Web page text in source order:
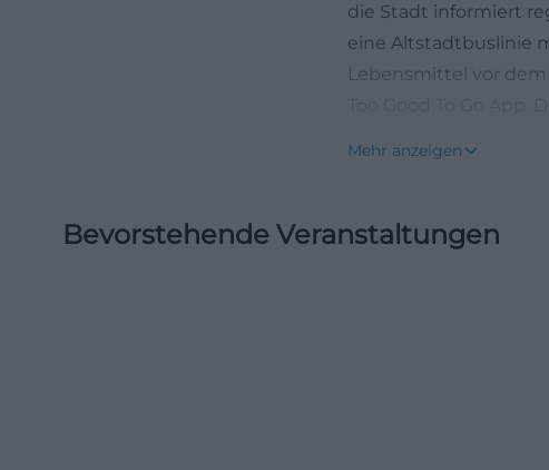
die Stadt informiert
eine Altstadtbuslinie
Lebensmittel vor
Die exakte Anschrift
belegt ist und in der
Mehr anzeigen
Bevorstehende Veranstaltungen